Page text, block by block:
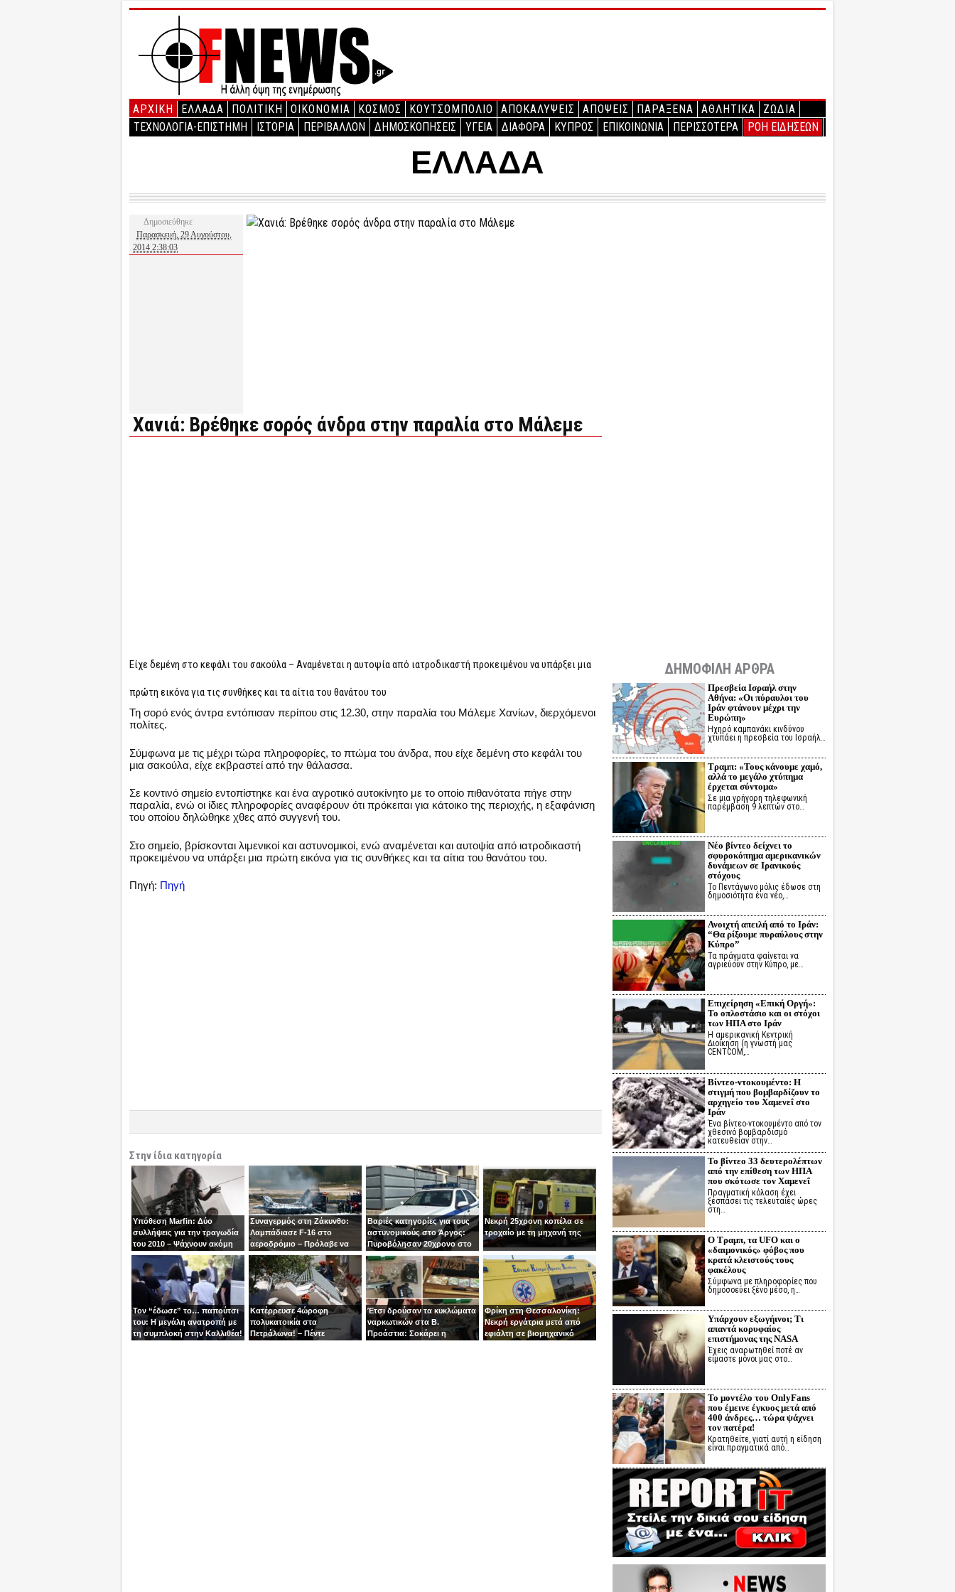
ΑΡΧΙΚΉ ΕΛΛΑΔΑ ΠΟΛΙΤΙΚΗ ΟΙΚΟΝΟΜΙΑ ΚΟΣΜΟΣ ΚΟΥΤΣΟΜΠΟΛΙΟ ΑΠΟΚΑΛΥΨΕΙΣ ΑΠΟΨΕΙΣ ΠΑΡΑΞΕΝΑ ΑΘΛΗΤΙΚΑ
ΖΩΔΙΑ
ΤΕΧΝΟΛΟΓΙΑ-ΕΠΙΣΤΗΜΗ
ΙΣΤΟΡΙΑ ΠΕΡΙΒΑΛΛΟΝ ΔΗΜΟΣΚΟΠΗΣΕΙΣ ΥΓΕΙΑ ΔΙΑΦΟΡΑ ΚΥΠΡΟΣ ΕΠΙΚΟΙΝΩΝΙΑ ΠΕΡΙΣΣΟΤΕΡΑ ΡΟΗ ΕΙΔΗΣΕΩΝ
ΕΛΛΑΔΑ
Δημοσιεύθηκε
Παρασκευή, 29 Αυγούστου,
2014 2:38:03
Χανιά: Βρέθηκε σορός άνδρα στην παραλία στο Μάλεμε
Είχε δεμένη στο κεφάλι του σακούλα – Αναμένεται η αυτοψία από ιατροδικαστή προκειμένου να υπάρξει μια
πρώτη εικόνα για τις συνθήκες και τα αίτια του θανάτου του
Τη σορό ενός άντρα εντόπισαν περίπου στις 12.30, στην παραλία του Μάλεμε Χανίων, διερχόμενοι
πολίτες.
Σύμφωνα με τις μέχρι τώρα πληροφορίες, το πτώμα του άνδρα, που είχε δεμένη στο κεφάλι του
μια σακούλα, είχε εκβραστεί από την θάλασσα.
Σε κοντινό σημείο εντοπίστηκε και ένα αγροτικό αυτοκίνητο με το οποίο πιθανότατα πήγε στην
παραλία, ενώ οι ίδιες πληροφορίες αναφέρουν ότι πρόκειται για κάτοικο της περιοχής, η εξαφάνιση
του οποίου δηλώθηκε χθες από συγγενή του.
Στο σημείο, βρίσκονται λιμενικοί και αστυνομικοί, ενώ αναμένεται και αυτοψία από ιατροδικαστή
προκειμένου να υπάρξει μια πρώτη εικόνα για τις συνθήκες και τα αίτια του θανάτου του.
Πηγή: Πηγή
Στην ίδια κατηγορία
Υπόθεση Marfin: Δύο
συλλήψεις για την τραγωδία
του 2010 – Ψάχνουν ακόμη
μία γυναίκα
Συναγερμός στη Ζάκυνθο:
Λαμπάδιασε F-16 στο
αεροδρόμιο – Πρόλαβε να
βγει την τελευταία στιγμή ο
χειριστής
Βαριές κατηγορίες για τους
αστυνομικούς στο Άργος:
Πυροβόλησαν 20χρονο στο
κεφάλι
Νεκρή 25χρονη κοπέλα σε
τροχαίο με τη μηχανή της
Τον “έδωσε” το… παπούτσι
του: Η μεγάλη ανατροπή με
τη συμπλοκή στην Καλλιθέα!
Κατέρρευσε 4ώροφη
πολυκατοικία στα
Πετράλωνα! – Πέντε
Έτσι δρούσαν τα κυκλώματα
ναρκωτικών στα Β.
Προάστια: Σοκάρει η
Φρίκη στη Θεσσαλονίκη:
Νεκρή εργάτρια μετά από
εφιάλτη σε βιομηχανικό
ΔΗΜΟΦΙΛΗ ΑΡΘΡΑ
Πρεσβεία Ισραήλ στην
Αθήνα: «Οι πύραυλοι του
Ιράν φτάνουν μέχρι την
Ευρώπη»
Ηχηρό καμπανάκι κινδύνου
χτυπάει η πρεσβεία του Ισραήλ…
Τραμπ: «Τους κάνουμε χαμό,
αλλά το μεγάλο χτύπημα
έρχεται σύντομα»
Σε μια γρήγορη τηλεφωνική
παρέμβαση 9 λεπτών στο…
Νέο βίντεο δείχνει το
σφυροκόπημα αμερικανικών
δυνάμεων σε Ιρανικούς
στόχους
Το Πεντάγωνο μόλις έδωσε στη
δημοσιότητα ένα νέο,…
Ανοιχτή απειλή από το Ιράν:
“Θα ρίξουμε πυραύλους στην
Κύπρο”
Τα πράγματα φαίνεται να
αγριεύουν στην Κύπρο, με…
Επιχείρηση «Επική Οργή»:
Το οπλοστάσιο και οι στόχοι
των ΗΠΑ στο Ιράν
Η αμερικανική Κεντρική
Διοίκηση (η γνωστή μας
CENTCOM,…
Βίντεο-ντοκουμέντο: Η
στιγμή που βομβαρδίζουν το
αρχηγείο του Χαμενεΐ στο
Ιράν
Ένα βίντεο-ντοκουμέντο από τον
χθεσινό βομβαρδισμό
κατευθείαν στην…
Το βίντεο 33 δευτερολέπτων
από την επίθεση των ΗΠΑ
που σκότωσε τον Χαμενεΐ
Πραγματική κόλαση έχει
ξεσπάσει τις τελευταίες ώρες
στη…
Ο Τραμπ, τα UFO και ο
«δαιμονικός» φόβος που
κρατά κλειστούς τους
φακέλους
Σύμφωνα με πληροφορίες που
δημοσοεύει ξένο μέσο, η…
Υπάρχουν εξωγήινοι; Τι
απαντά κορυφαίος
επιστήμονας της NASA
Έχεις αναρωτηθεί ποτέ αν
είμαστε μόνοι μας στο…
Το μοντέλο του OnlyFans
που έμεινε έγκυος μετά από
400 άνδρες… τώρα ψάχνει
τον πατέρα!
Κρατηθείτε, γιατί αυτή η είδηση
είναι πραγματικά από…